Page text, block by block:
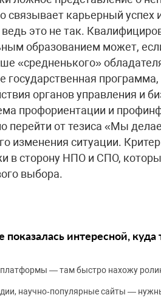
связывает карьерный успех
это не так.
образованием может,
«средненького»
государственная
органов управления и
профориентации и
перейти от тезиса «Мы
изменения ситуации.
в сторону НПО и СПО,
выбора.
показалась интересной,
— там быстро нахожу
научно‑популярные сайты —